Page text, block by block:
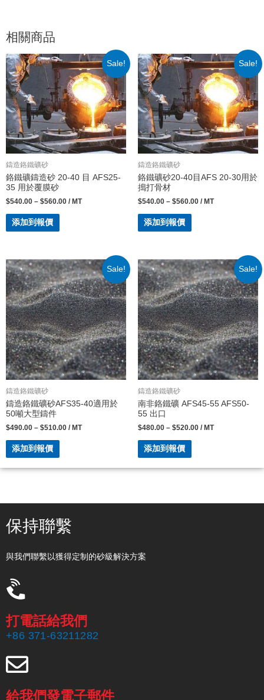
相關商品
Sale!
鑄造鉻鐵礦砂
鉻鐵礦鑄造砂 20-40 目 AFS25-
35 用於覆膜砂
$540.00 – $560.00 / MT
添加到報價
Sale!
鑄造鉻鐵礦砂
鉻鐵礦砂20-40目AFS 20-30用於
搗打骨材
$540.00 – $560.00 / MT
添加到報價
Sale!
鑄造鉻鐵礦砂
鑄造鉻鐵礦砂AFS35-40適用於
50噸大型鑄件
$490.00 – $510.00 / MT
添加到報價
Sale!
鑄造鉻鐵礦砂
南非鉻鐵礦 AFS45-55 AFS50-
55 出口
$480.00 – $520.00 / MT
添加到報價
保持聯繫
與我們聯繫以獲得定制的砂級解決方案
打電話給我們
+86 371-63211282
給我們發電子郵件